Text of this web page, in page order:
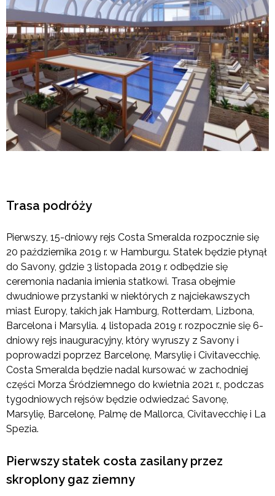
Trasa podróży
Pierwszy, 15-dniowy rejs Costa Smeralda rozpocznie się
20 października 2019 r. w Hamburgu. Statek będzie płynął
do Savony, gdzie 3 listopada 2019 r. odbędzie się
ceremonia nadania imienia statkowi. Trasa obejmie
dwudniowe przystanki w niektórych z najciekawszych
miast Europy, takich jak Hamburg, Rotterdam, Lizbona,
Barcelona i Marsylia. 4 listopada 2019 r. rozpocznie się 6-
dniowy rejs inauguracyjny, który wyruszy z Savony i
poprowadzi poprzez Barcelonę, Marsylię i Civitavecchię.
Costa Smeralda będzie nadal kursować w zachodniej
części Morza Śródziemnego do kwietnia 2021 r., podczas
tygodniowych rejsów będzie odwiedzać Savonę,
Marsylię, Barcelonę, Palmę de Mallorca, Civitavecchię i La
Spezia.
Pierwszy statek costa zasilany przez
skroplony gaz ziemny